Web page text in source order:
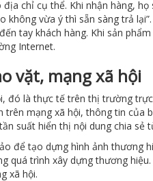
chỉ cụ thể. Khi nhận hàng,
không vừa ý thì sẵn sàng trả
tay khách hàng. Khi sản
Internet.
vặt, mạng xã hội
đó là thực tế trên thị trường
mạng xã hội, thông tin của
suất hiển thị nội dung chia sẻ
để tạo dựng hình ảnh thương
quá trình xây dựng thương
xã hội.